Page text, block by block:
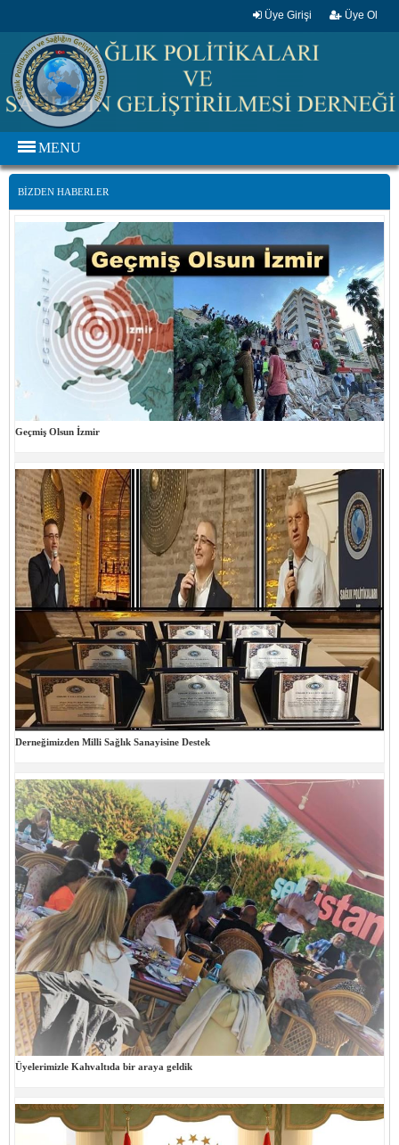
Üye Girişi Üye Ol
MENU
BİZDEN HABERLER
Geçmiş Olsun İzmir
Derneğimizden Milli Sağlık Sanayisine Destek
Üyelerimizle Kahvaltıda bir araya geldik